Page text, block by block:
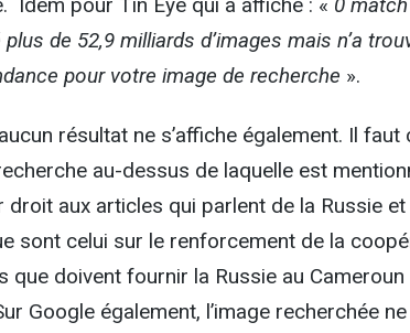
de 52,9 milliards d’images mais n’a
pour votre image de recherche ».
résultat ne s’affiche également. Il
au-dessus de laquelle est
droit aux articles qui parlent de la Russie
sont celui sur le renforcement de la
que doivent fournir la Russie au
Google également, l’image recherchée